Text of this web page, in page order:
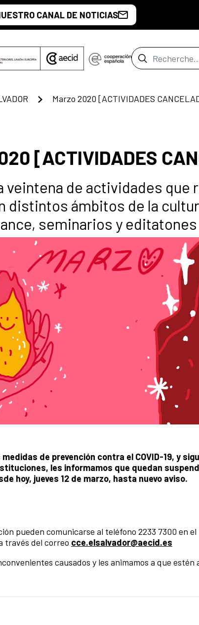
CANAL DE NOTICIAS
Barre de
[ACTIVIDADES
veintena de actividades que
distintos ámbitos de la
seminarios y editatones
de prevención contra el COVID-19, y
les informamos que quedan
hoy, jueves 12 de marzo, hasta nuevo aviso.
pueden comunicarse al teléfono 2233 7300 en
través del correo cce.elsalvador@aecid.es
causados y les animamos a que